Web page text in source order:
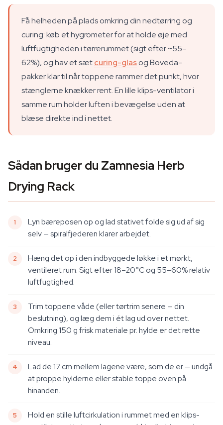
Få helheden på plads omkring din nedtørring og
curing: køb et hygrometer for at holde øje med
luftfugtigheden i tørrerummet (sigt efter ~55–
62%), og hav et sætcuring-glasog Boveda-
pakker klar til når toppene rammer det punkt, hvor
stænglerne knækker rent. En lille klips-ventilator i
samme rum holder luften i bevægelse uden at
blæse direkte ind i nettet.
Sådan bruger du Zamnesia Herb
Drying Rack
Lyn bæreposen op og lad stativet folde sig ud af sig
selv — spiralfjederen klarer arbejdet.
Hæng det op i den indbyggede løkke i et mørkt,
ventileret rum. Sigt efter 18–20°C og 55–60% relativ
luftfugtighed.
Trim toppene våde (eller tørtrim senere — din
beslutning), og læg dem i ét lag ud over nettet.
Omkring 150 g frisk materiale pr. hylde er det rette
niveau.
Lad de 17 cm mellem lagene være, som de er — undgå
at proppe hylderne eller stable toppe oven på
hinanden.
Hold en stille luftcirkulation i rummet med en klips-